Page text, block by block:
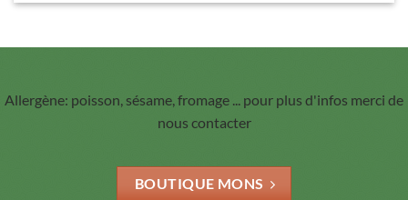
Allergène: poisson, sésame, fromage ... pour plus d'infos merci de
nous contacter
BOUTIQUE MONS